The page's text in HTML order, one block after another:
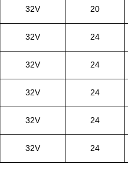
32V 20
32V 24
32V 24
32V 24
32V 24
32V 24